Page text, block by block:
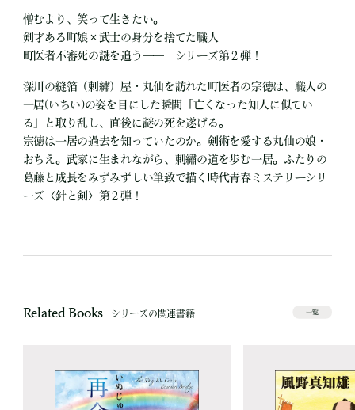
憎むより、笑って生きたい。
剣才ある町娘×武士の身分を捨てた職人
町医者不審死の謎を追う―― シリーズ第２弾！
深川の縫箔（刺繡）屋・丸仙を訪れた町医者の宗徳は、職人の
一居(いちい)の姿を目にした瞬間「亡くなった知人に似てい
る」と取り乱し、直後に謎の死を遂げる。
宗徳は一居の過去を知っていたのか。剣術を愛する丸仙の娘・
おちえ。武家に生まれながら、刺繡の道を歩む一居。ふたりの
葛藤と成長をみずみずしい筆致で描く時代青春ミステリーシリ
ーズ〈針と剣〉第２弾！
Related Books シリーズの関連書籍 一覧